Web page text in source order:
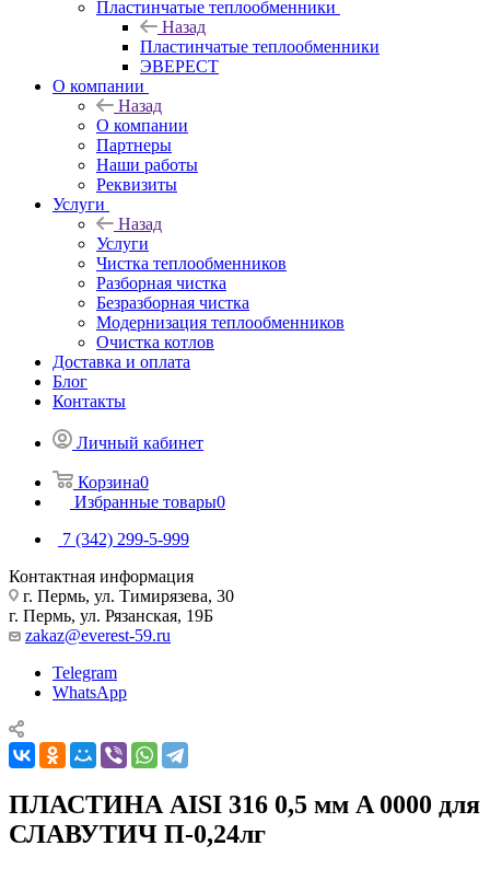
Пластинчатые теплообменники
Назад
Пластинчатые теплообменники
ЭВЕРЕСТ
О компании
Назад
О компании
Партнеры
Наши работы
Реквизиты
Услуги
Назад
Услуги
Чистка теплообменников
Разборная чистка
Безразборная чистка
Модернизация теплообменников
Очистка котлов
Доставка и оплата
Блог
Контакты
Личный кабинет
Корзина0
Избранные товары0
7 (342) 299-5-999
Контактная информация
г. Пермь, ул. Тимирязева, 30
г. Пермь, ул. Рязанская, 19Б
zakaz@everest-59.ru
Telegram
WhatsApp
ПЛАСТИНА AISI 316 0,5 мм A 0000 для
СЛАВУТИЧ П-0,24лг